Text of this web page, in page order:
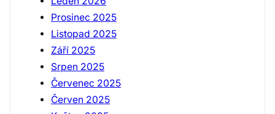
Prosinec 2025
Listopad 2025
Září 2025
Srpen 2025
Červenec 2025
Červen 2025